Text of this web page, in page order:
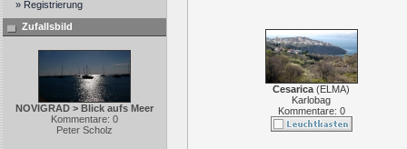
» Registrierung
Zufallsbild
NOVIGRAD > Blick aufs Meer
Kommentare: 0
Peter Scholz
Cesarica (ELMA)
Karlobag
Kommentare: 0